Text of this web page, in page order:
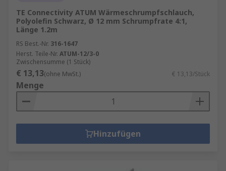
TE Connectivity ATUM Wärmeschrumpfschlauch,
Polyolefin Schwarz, Ø 12 mm Schrumpfrate 4:1,
Länge 1.2m
RS Best.-Nr. 316-1647
Herst. Teile-Nr. ATUM-12/3-0
Zwischensumme (1 Stück)
€ 13,13(ohne MwSt.) € 13,13/Stück
Menge
Hinzufügen